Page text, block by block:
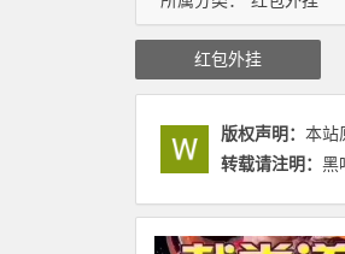
红包外挂
版权声明： 本站
转载请注明： 黑